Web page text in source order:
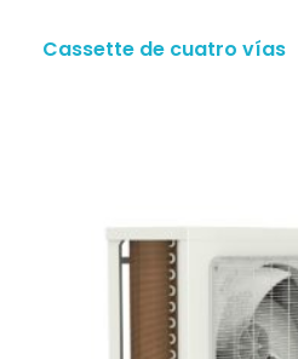
Cassette de cuatro vías